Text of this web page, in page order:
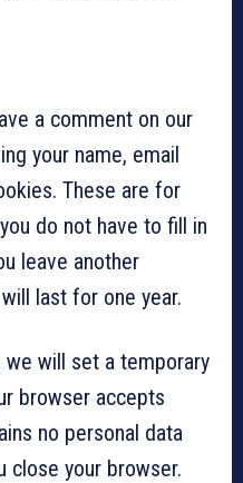
a comment on our
your name, email
These are for
do not have to fill in
leave another
last for one year.
will set a temporary
browser accepts
no personal data
close your browser.